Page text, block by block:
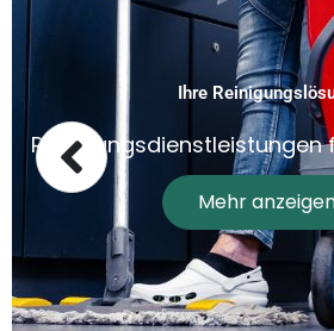
Ihre
Reinigungsdienstleistungen
Mehr